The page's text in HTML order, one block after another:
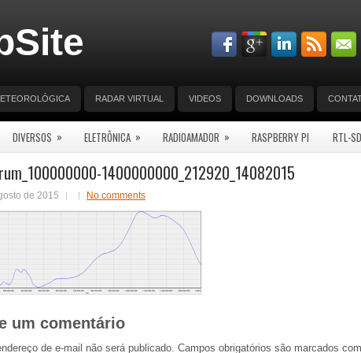
RADAR VIRTUAL VIDEOS DOWNLOADS
DIVERSOS » ELETRÔNICA » RADIOAMADOR » RASPBERRY PI RTL-
1400000000_212920_14082015
de 2015 No comments
um comentário
de e-mail não será publicado. Campos obrigatórios são marcados com